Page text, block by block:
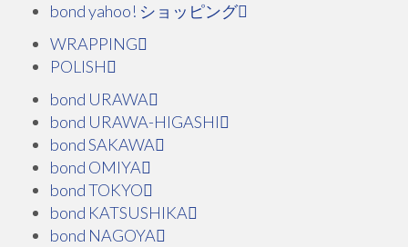
bond yahoo! ショッピング
WRAPPING
POLISH
bond URAWA
bond URAWA-HIGASHI
bond SAKAWA
bond OMIYA
bond TOKYO
bond KATSUSHIKA
bond NAGOYA